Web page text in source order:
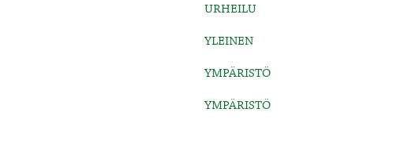
URHEILU
YLEINEN
YMPÄRISTÖ
YMPÄRISTÖ